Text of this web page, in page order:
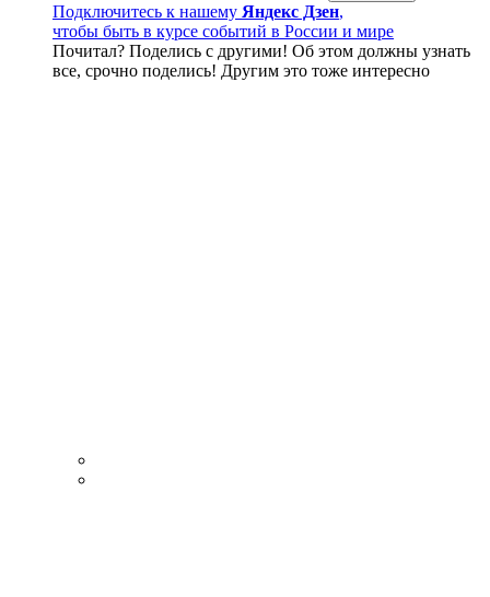
Подключитесь к нашему Яндекс Дзен,
чтобы быть в курсе событий в России и мире
Почитал? Поделись с другими! Об этом должны узнать
все, срочно поделись! Другим это тоже интересно